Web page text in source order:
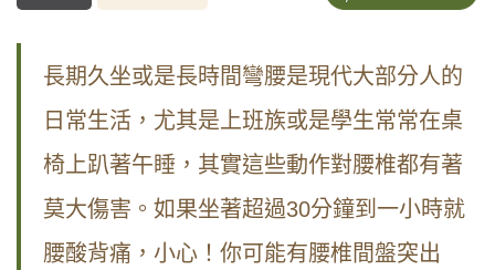
長期久坐或是長時間彎腰是現代大部分人的
日常生活，尤其是上班族或是學生常常在桌
椅上趴著午睡，其實這些動作對腰椎都有著
莫大傷害。如果坐著超過30分鐘到一小時就
腰酸背痛，小心！你可能有腰椎間盤突出